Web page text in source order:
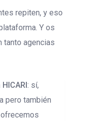
repiten, y eso
Y os
tanto agencias
: sí,
pero también
ofrecemos